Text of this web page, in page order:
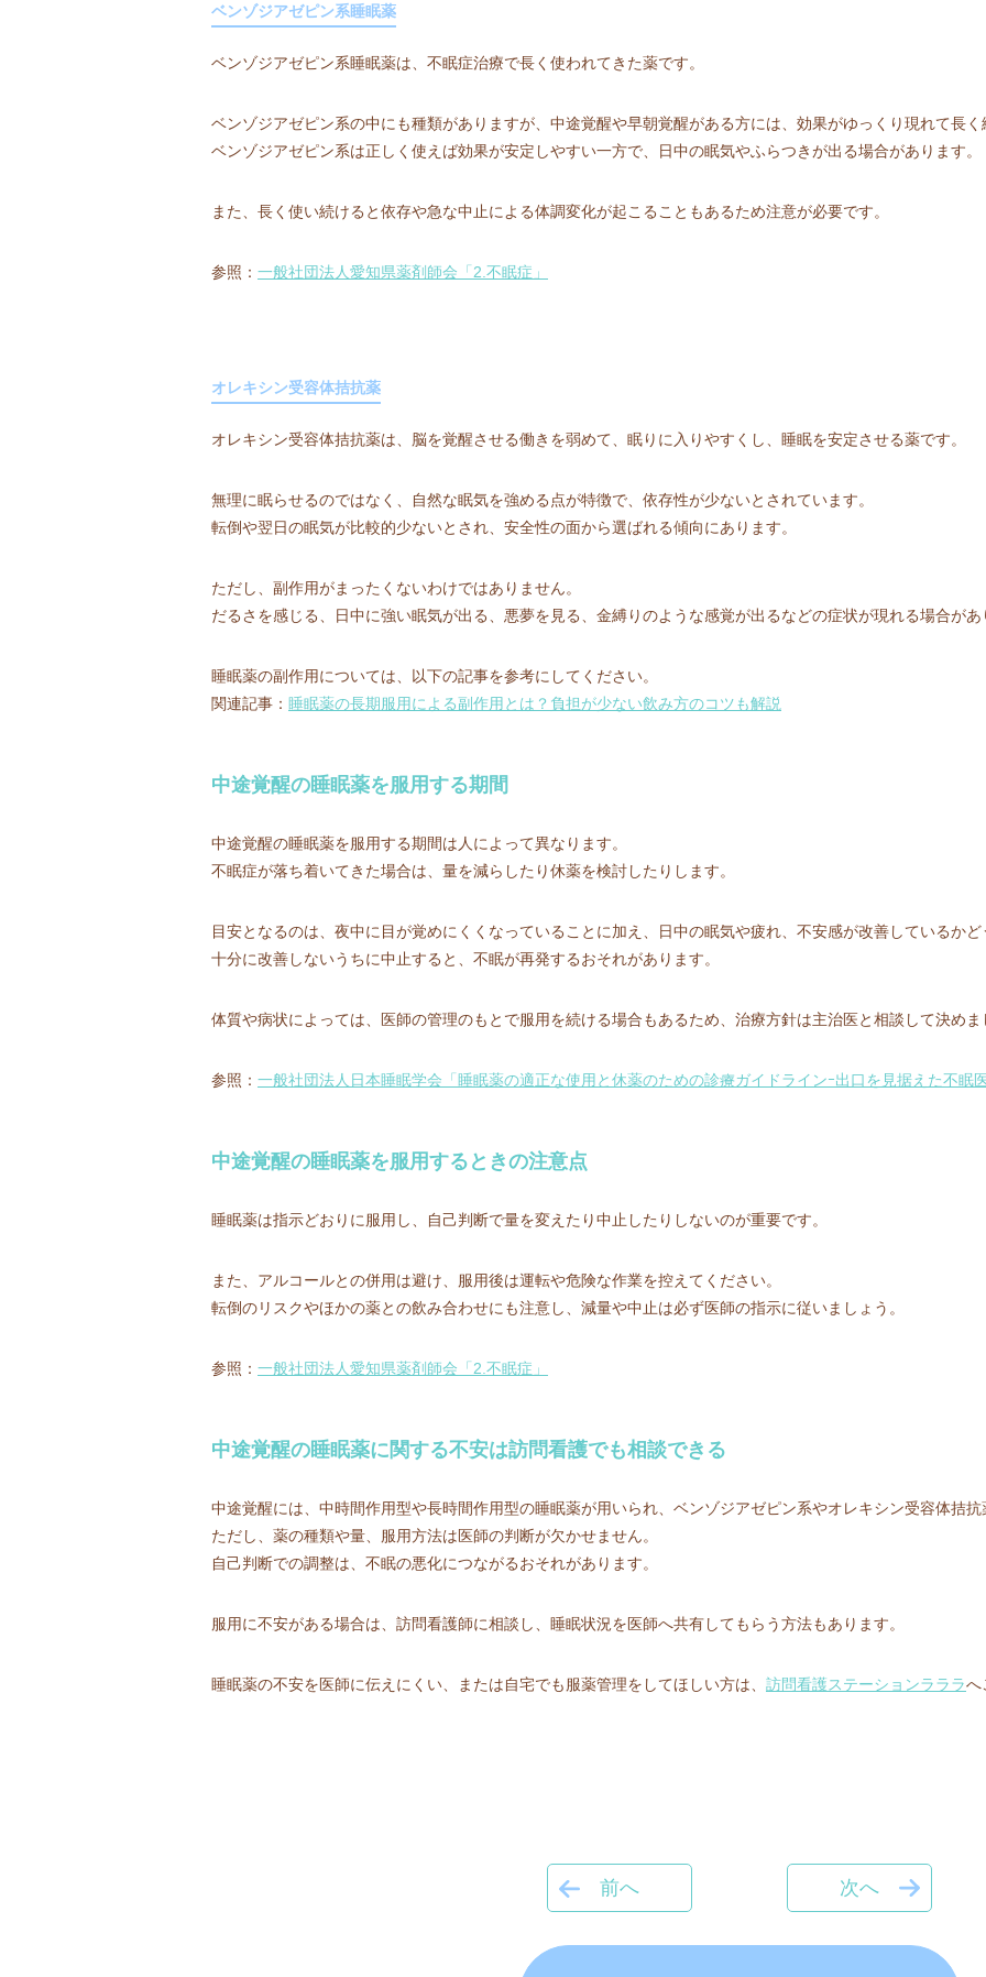
ベンゾジアゼピン系睡眠薬
ベンゾジアゼピン系睡眠薬は、不眠症治療で長く使われてきた薬です。
ベンゾジアゼピン系の中にも種類がありますが、中途覚醒や早朝覚醒がある方には、効果がゆっくり現れて長く
ベンゾジアゼピン系は正しく使えば効果が安定しやすい一方で、日中の眠気やふらつきが出る場合があります。
また、長く使い続けると依存や急な中止による体調変化が起こることもあるため注意が必要です。
参照： 一般社団法人愛知県薬剤師会「2.不眠症」
オレキシン受容体拮抗薬
オレキシン受容体拮抗薬は、脳を覚醒させる働きを弱めて、眠りに入りやすくし、睡眠を安定させる薬です。
無理に眠らせるのではなく、自然な眠気を強める点が特徴で、依存性が少ないとされています。
転倒や翌日の眠気が比較的少ないとされ、安全性の面から選ばれる傾向にあります。
ただし、副作用がまったくないわけではありません。
だるさを感じる、日中に強い眠気が出る、悪夢を見る、金縛りのような感覚が出るなどの症状が現れる場合があ
睡眠薬の副作用については、以下の記事を参考にしてください。
関連記事： 睡眠薬の長期服用による副作用とは？負担が少ない飲み方のコツも解説
中途覚醒の睡眠薬を服用する期間
中途覚醒の睡眠薬を服用する期間は人によって異なります。
不眠症が落ち着いてきた場合は、量を減らしたり休薬を検討したりします。
目安となるのは、夜中に目が覚めにくくなっていることに加え、日中の眠気や疲れ、不安感が改善しているかど
十分に改善しないうちに中止すると、不眠が再発するおそれがあります。
体質や病状によっては、医師の管理のもとで服用を続ける場合もあるため、治療方針は主治医と相談して決めま
参照： 一般社団法人日本睡眠学会「睡眠薬の適正な使用と休薬のための診療ガイドラインｰ出⼝を⾒据えた不眠
中途覚醒の睡眠薬を服用するときの注意点
睡眠薬は指示どおりに服用し、自己判断で量を変えたり中止したりしないのが重要です。
また、アルコールとの併用は避け、服用後は運転や危険な作業を控えてください。
転倒のリスクやほかの薬との飲み合わせにも注意し、減量や中止は必ず医師の指示に従いましょう。
参照： 一般社団法人愛知県薬剤師会「2.不眠症」
中途覚醒の睡眠薬に関する不安は訪問看護でも相談できる
中途覚醒には、中時間作用型や長時間作用型の睡眠薬が用いられ、ベンゾジアゼピン系やオレキシン受容体拮抗
ただし、薬の種類や量、服用方法は医師の判断が欠かせません。
自己判断での調整は、不眠の悪化につながるおそれがあります。
服用に不安がある場合は、訪問看護師に相談し、睡眠状況を医師へ共有してもらう方法もあります。
睡眠薬の不安を医師に伝えにくい、または自宅でも服薬管理をしてほしい方は、 訪問看護ステーションラララへ
前へ 次へ